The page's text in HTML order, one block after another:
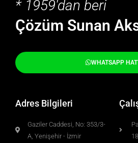
* 1959'dan beri
Çözüm Sunan
WHATSAPP
Adres Bilgileri
Gaziler Caddesi, No: 353/3-
A, Yenişehir - İzmir